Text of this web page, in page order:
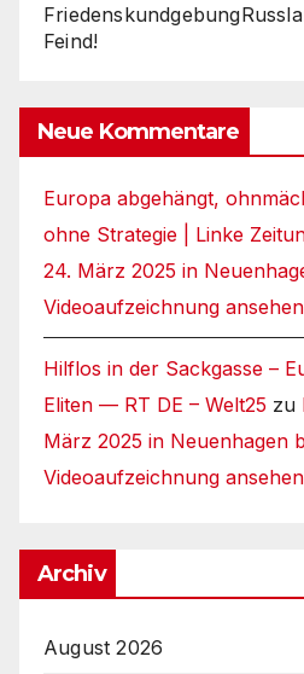
Feind!
Neue Kommentare
Europa abgehängt,
ohne Strategie | Linke
24. März 2025 in
Videoaufzeichnung
Hilflos in der Sackgasse –
Eliten — RT DE – Welt25 zu
März 2025 in Neuenhagen
Videoaufzeichnung
Archiv
August 2026